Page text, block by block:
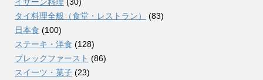
タイ料理全般（食堂・レストラン）
(83)
日本食 (100)
ステーキ・洋食 (128)
ブレックファースト (86)
スイーツ・菓子 (23)